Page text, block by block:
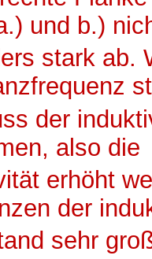
und b.)
stark ab.
der
also die
erhöht
der
sehr